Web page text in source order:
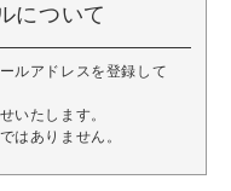
について
ルアドレスを登録して
いたします。
はありません。